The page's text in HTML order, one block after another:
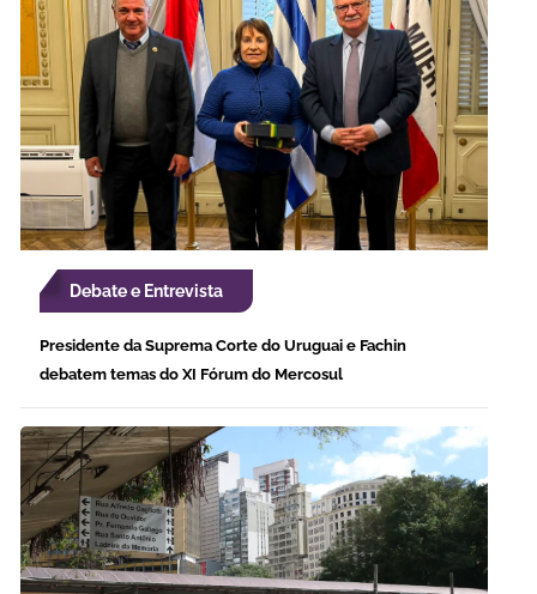
Debate e Entrevista
Presidente da Suprema Corte do Uruguai e Fachin
debatem temas do XI Fórum do Mercosul